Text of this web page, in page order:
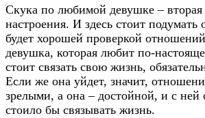
Скука по любимой девушке – вторая
настроения. И здесь стоит подумать
будет хорошей проверкой
девушка, которая любит по-
стоит связать свою жизнь,
Если же она уйдет, значит,
зрелыми, а она – достойной, и с ней
стоило бы связывать жизнь.